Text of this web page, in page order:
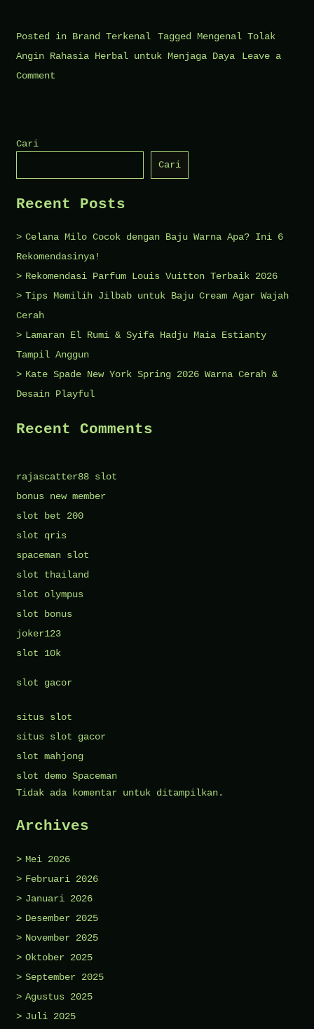
Posted in Brand Terkenal Tagged Mengenal Tolak
Angin Rahasia Herbal untuk Menjaga Daya
Leave a
Comment
Rahasia
Menjaga
Daya
Tahan
Tubuh
Cari
Cari
Recent Posts
Celana Milo Cocok dengan Baju Warna Apa? Ini 6
Rekomendasinya!
Rekomendasi Parfum Louis Vuitton Terbaik 2026
Tips Memilih Jilbab untuk Baju Cream Agar Wajah
Cerah
Lamaran El Rumi & Syifa Hadju Maia Estianty
Tampil Anggun
Kate Spade New York Spring 2026 Warna Cerah &
Desain Playful
Recent Comments
rajascatter88 slot
bonus new member
slot bet 200
slot qris
spaceman slot
slot thailand
slot olympus
slot bonus
joker123
slot 10k
slot gacor
situs slot
situs slot gacor
slot mahjong
slot demo Spaceman
Tidak ada komentar untuk ditampilkan.
Archives
Mei 2026
Februari 2026
Januari 2026
Desember 2025
November 2025
Oktober 2025
September 2025
Agustus 2025
Juli 2025